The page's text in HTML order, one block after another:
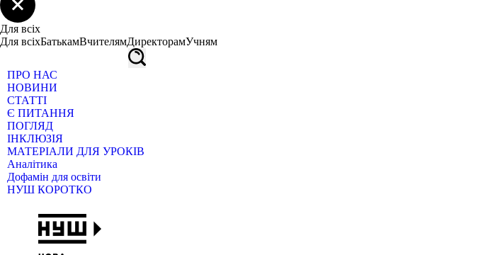
Для всіх
Для всіхБатькамВчителямДиректорамУчням
ПРО НАС
НОВИНИ
СТАТТІ
Є ПИТАННЯ
ПОГЛЯД
ІНКЛЮЗІЯ
МАТЕРІАЛИ ДЛЯ УРОКІВ
Аналітика
Дофамін для освіти
НУШ КОРОТКО